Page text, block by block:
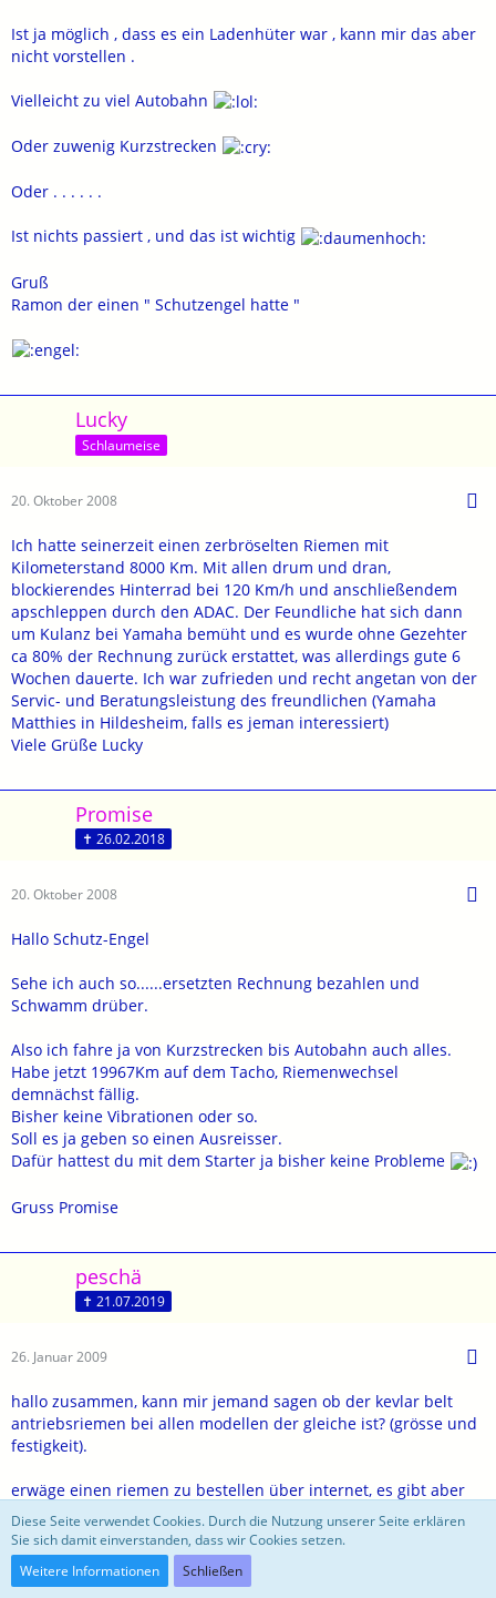
Ist ja möglich , dass es ein Ladenhüter war , kann mir das aber
nicht vorstellen .
Vielleicht zu viel Autobahn
Oder zuwenig Kurzstrecken
Oder . . . . . .
Ist nichts passiert , und das ist wichtig
Gruß
Ramon der einen " Schutzengel hatte "
Lucky
Schlaumeise
20. Oktober 2008
Ich hatte seinerzeit einen zerbröselten Riemen mit
Kilometerstand 8000 Km. Mit allen drum und dran,
blockierendes Hinterrad bei 120 Km/h und anschließendem
apschleppen durch den ADAC. Der Feundliche hat sich dann
um Kulanz bei Yamaha bemüht und es wurde ohne Gezehter
ca 80% der Rechnung zurück erstattet, was allerdings gute 6
Wochen dauerte. Ich war zufrieden und recht angetan von der
Servic- und Beratungsleistung des freundlichen (Yamaha
Matthies in Hildesheim, falls es jeman interessiert)
Viele Grüße Lucky
Promise
✝ 26.02.2018
20. Oktober 2008
Hallo Schutz-Engel
Sehe ich auch so......ersetzten Rechnung bezahlen und
Schwamm drüber.
Also ich fahre ja von Kurzstrecken bis Autobahn auch alles.
Habe jetzt 19967Km auf dem Tacho, Riemenwechsel
demnächst fällig.
Bisher keine Vibrationen oder so.
Soll es ja geben so einen Ausreisser.
Dafür hattest du mit dem Starter ja bisher keine Probleme
Gruss Promise
peschä
✝ 21.07.2019
26. Januar 2009
hallo zusammen, kann mir jemand sagen ob der kevlar belt
antriebsriemen bei allen modellen der gleiche ist? (grösse und
festigkeit).
erwäge einen riemen zu bestellen über internet, es gibt aber
viele unterschiedliche anbieter mit grossen
preisunterschieden. ab 67.--euro bis 150.--euro
grüsse peschä
Diese Seite verwendet Cookies. Durch die Nutzung unserer Seite erklären
Sie sich damit einverstanden, dass wir Cookies setzen.
Weitere Informationen
Schließen